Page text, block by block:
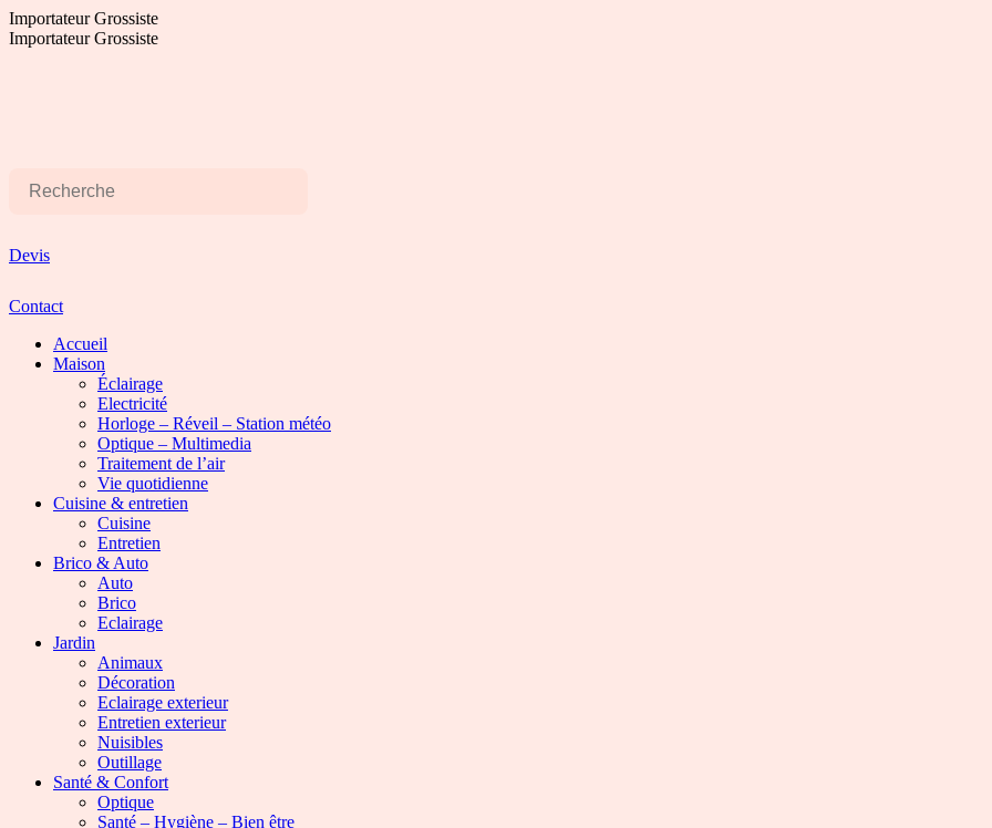
Aller
au
Importateur Grossiste
Importateur Grossiste
Devis
Contact
Accueil
Maison
Éclairage
Electricité
Horloge – Réveil – Station météo
Optique – Multimedia
Traitement de l’air
Vie quotidienne
Cuisine & entretien
Cuisine
Entretien
Brico & Auto
Auto
Brico
Eclairage
Jardin
Animaux
Décoration
Eclairage exterieur
Entretien exterieur
Nuisibles
Outillage
Santé & Confort
Optique
Santé – Hygiène – Bien être